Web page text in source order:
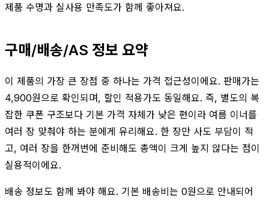
제품 수명과 실사용 만족도가 함께 좋아져요.
구매/배송/AS 정보 요약
이 제품의 가장 큰 장점 중 하나는 가격 접근성이에요. 판매가는
4,900원으로 확인되며, 할인 적용가도 동일해요. 즉, 별도의 복
잡한 쿠폰 구조보다 기본 가격 자체가 낮은 편이라 여름 이너를
여러 장 맞춰야 하는 분에게 유리해요. 한 장만 사도 부담이 적
고, 여러 장을 한꺼번에 준비해도 총액이 크게 높지 않다는 점이
실용적이에요.
배송 정보도 함께 봐야 해요. 기본 배송비는 0원으로 안내되어